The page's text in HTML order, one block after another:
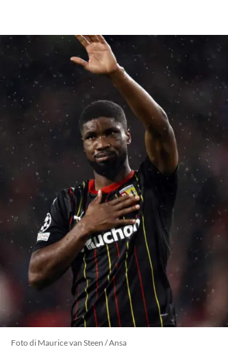
Foto di Maurice van Steen / Ansa